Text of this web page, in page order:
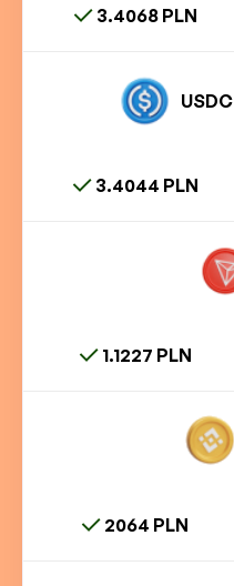
3.4068 PLN
USDC
3.4044 PLN
1.1227 PLN
2064 PLN